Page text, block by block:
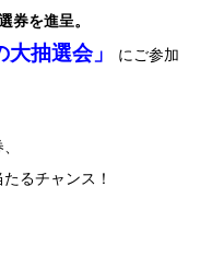
券を進呈。
大抽選会」
にご参加
るチャンス！